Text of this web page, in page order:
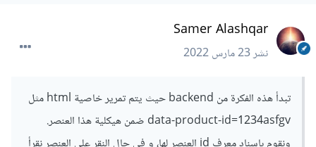
Samer Alashqar
نشر23 مارس 2022
تبدأ هذه الفكرة من backend حيث يتم تمرير خاصية html مثل
data-product-id=1234asfgv ضمن هيكلية هذا العنصر.